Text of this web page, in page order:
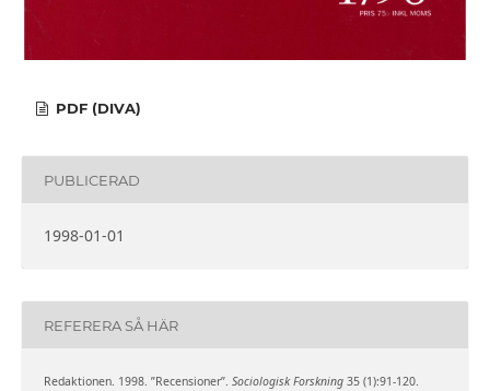
PDF (DIVA)
PUBLICERAD
1998-01-01
REFERERA SÅ HÄR
Redaktionen. 1998. ”Recensioner”. Sociologisk Forskning35 (1):91-120.